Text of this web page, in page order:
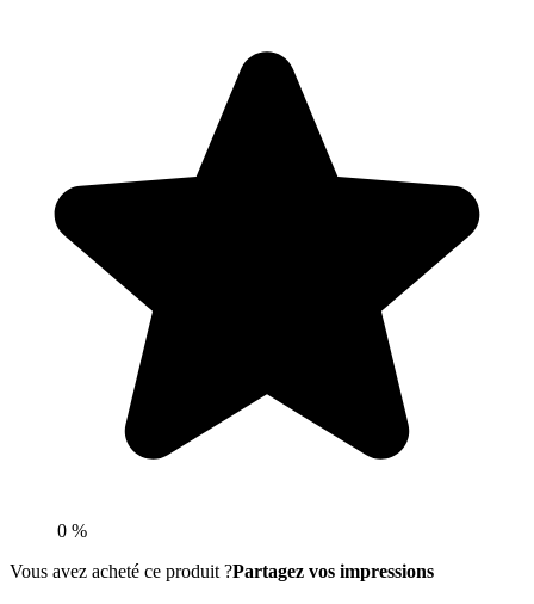
0 %
Vous avez acheté ce produit ?Partagez vos impressions